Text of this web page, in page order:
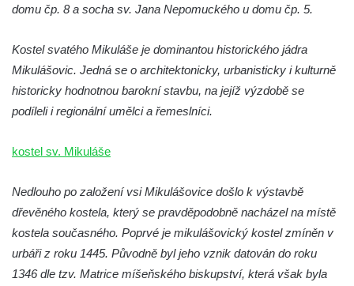
Hřbitovní kaple u městského hřbitova ve
Šluknově
Tříkrálová kaple u Rybniště
Chřibské
Kostel svatého Michaela v Nové Roli
Kostel svatých Petra a Pavla v Kadani
Kostel svaté Anny v Kadani
Chrám pokoje v Hrádku nad Nisou
domu čp. 8 a socha sv. Jana Nepomuckého u domu čp. 5.
Kostel svatého Mikuláše je dominantou historického jádra
Mikulášovic. Jedná se o architektonicky, urbanisticky i kulturně
historicky hodnotnou barokní stavbu, na jejíž výzdobě se
podíleli i regionální umělci a řemeslníci.
kostel sv. Mikuláše
Nedlouho po založení vsi Mikulášovice došlo k výstavbě
dřevěného kostela, který se pravděpodobně nacházel na místě
kostela současného. Poprvé je mikulášovický kostel zmíněn v
urbáři z roku 1445. Původně byl jeho vznik datován do roku
1346 dle tzv. Matrice míšeňského biskupství, která však byla